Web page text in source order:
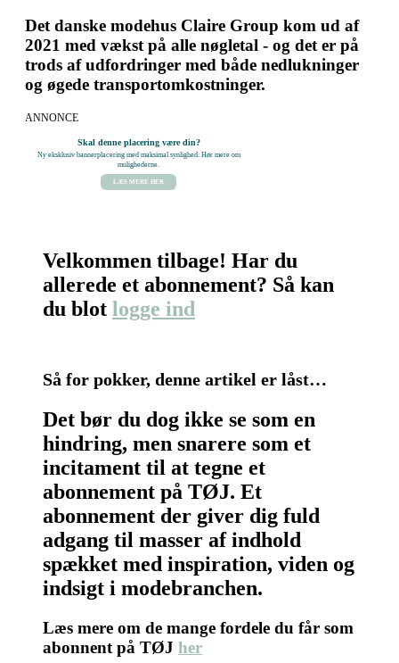
Det danske modehus Claire Group kom ud af
2021 med vækst på alle nøgletal - og det er på
trods af udfordringer med både nedlukninger
og øgede transportomkostninger.
ANNONCE
Skal denne placering være din?
Ny eksklusiv bannerplacering med maksimal synlighed. Hør mere om
mulighederne.
LÆS MERE HER
Velkommen tilbage! Har du
allerede et abonnement? Så kan
du blot logge ind
Så for pokker, denne artikel er låst…
Det bør du dog ikke se som en
hindring, men snarere som et
incitament til at tegne et
abonnement på TØJ. Et
abonnement der giver dig fuld
adgang til masser af indhold
spækket med inspiration, viden og
indsigt i modebranchen.
Læs mere om de mange fordele du får som
abonnent på TØJ her